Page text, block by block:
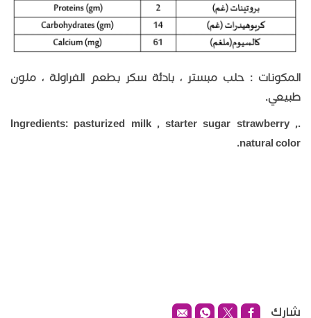
المكونات : حلب مبستر ، بادئة سكر بطعم الفراولة ، ملون
طبيعي.
.Ingredients: pasturized milk , starter sugar strawberry ,
natural color.
شارك